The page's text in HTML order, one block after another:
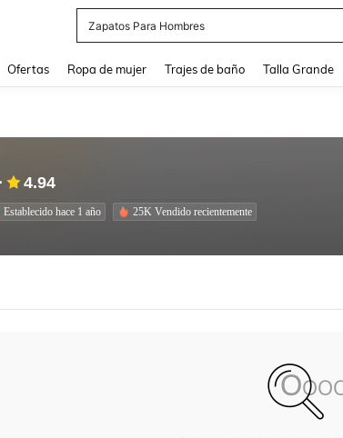
Zapatos Blancos
Ofertas Ropa de mujer Trajes de baño Talla Grande
4.94
Establecido hace 1 año 25K Vendido recientemente